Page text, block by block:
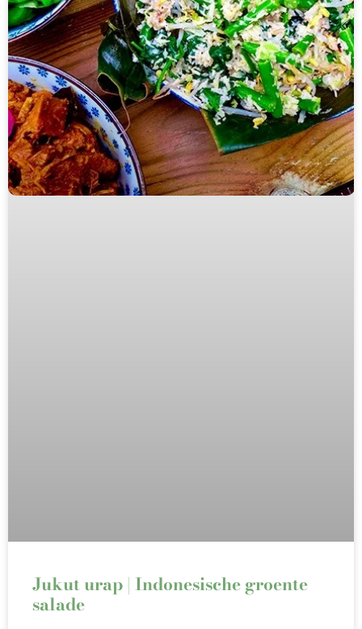
Jukut urap | Indonesische groente
salade